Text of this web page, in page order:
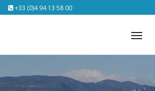
+33 (0)4 94 13 58 00